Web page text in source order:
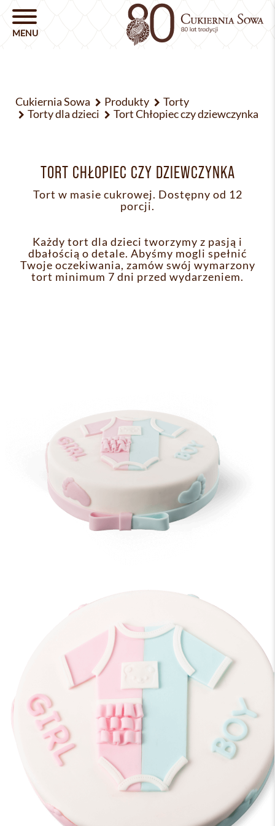
Cukiernia Sowa Produkty
Torty
Torty dla dzieci
Tort Chłopiec czy dziewczynka
TORT CHŁOPIEC CZY DZIEWCZYNKA
Tort w masie cukrowej. Dostępny od 12
porcji.
Każdy tort dla dzieci tworzymy z pasją i
dbałością o detale. Abyśmy mogli spełnić
Twoje oczekiwania, zamów swój wymarzony
tort minimum 7 dni przed wydarzeniem.